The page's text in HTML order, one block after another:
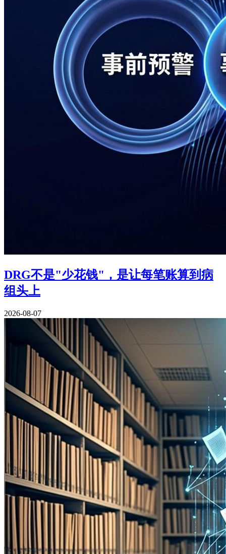
DRG不是"少花钱"，是让每笔账算到病
组头上
2026-08-07